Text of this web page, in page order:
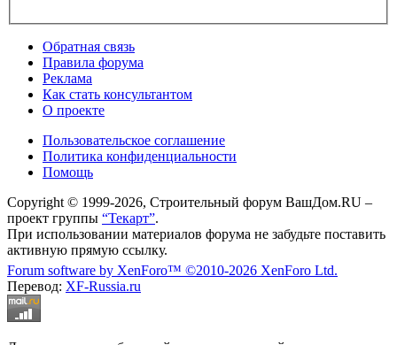
Обратная связь
Правила форума
Реклама
Как стать консультантом
О проекте
Пользовательское соглашение
Политика конфиденциальности
Помощь
Copyright © 1999-2026, Строительный форум ВашДом.RU –
проект группы “Текарт”.
При использовании материалов форума не забудьте поставить
активную прямую ссылку.
Forum software by XenForo™ ©2010-2026 XenForo Ltd.
Перевод: XF-Russia.ru